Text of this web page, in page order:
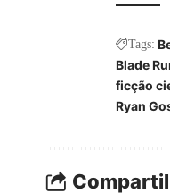
Tags:
Blade
ficção
Ryan